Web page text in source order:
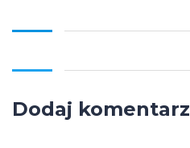
Dodaj komentarz